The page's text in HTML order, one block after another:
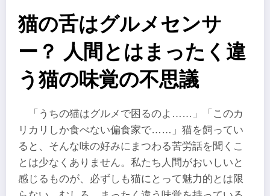
猫の舌はグルメセンサ
ー？ 人間とはまったく違
う猫の味覚の不思議
「うちの猫はグルメで困るのよ……」「このカ
リカリしか食べない偏食家で……」猫を飼ってい
ると、そんな味の好みにまつわる苦労話を聞くこ
とは少なくありません。私たち人間がおいしいと
感じるものが、必ずしも猫にとって魅力的とは限